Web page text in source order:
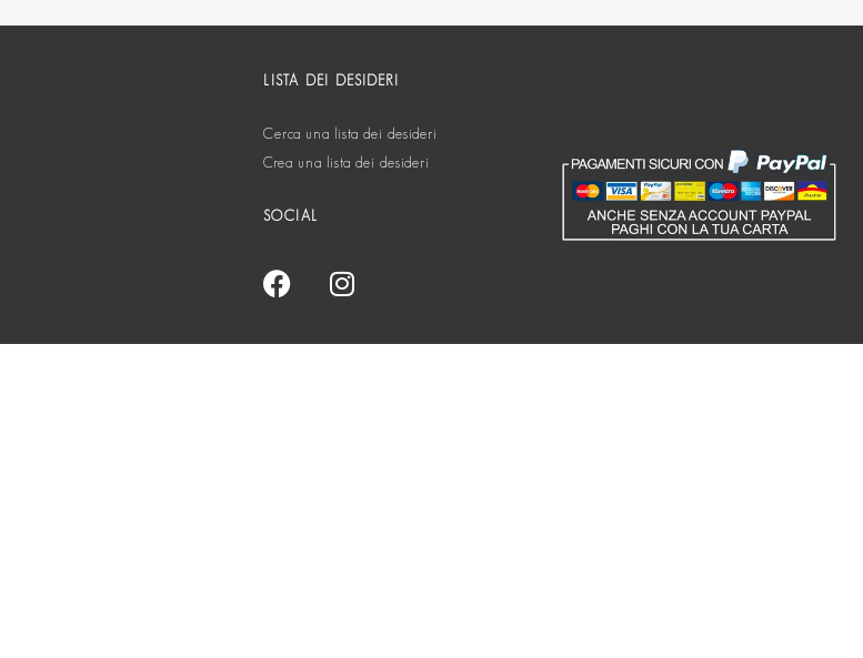
LISTA DEI DESIDERI
Cerca una lista dei desideri
Crea una lista dei desideri
SOCIAL